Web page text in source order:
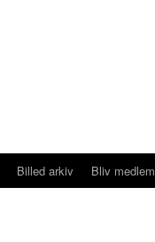
Billed arkiv Bliv medlem